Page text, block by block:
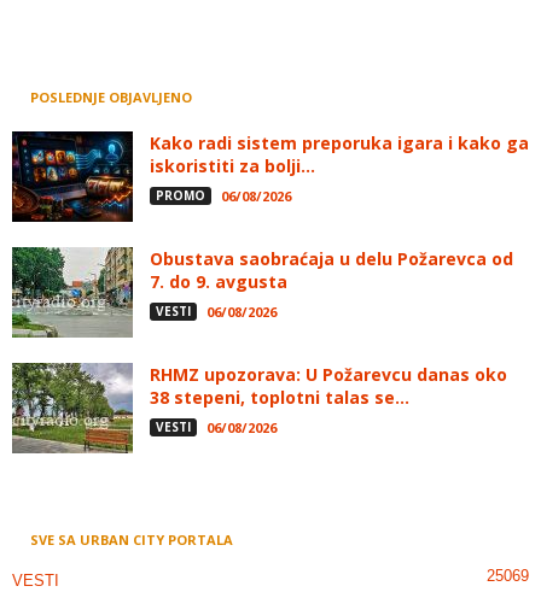
POSLEDNJE OBJAVLJENO
Kako radi sistem preporuka igara i kako ga
iskoristiti za bolji...
PROMO 06/08/2026
Obustava saobraćaja u delu Požarevca od
7. do 9. avgusta
VESTI 06/08/2026
RHMZ upozorava: U Požarevcu danas oko
38 stepeni, toplotni talas se...
VESTI 06/08/2026
SVE SA URBAN CITY PORTALA
VESTI 25069